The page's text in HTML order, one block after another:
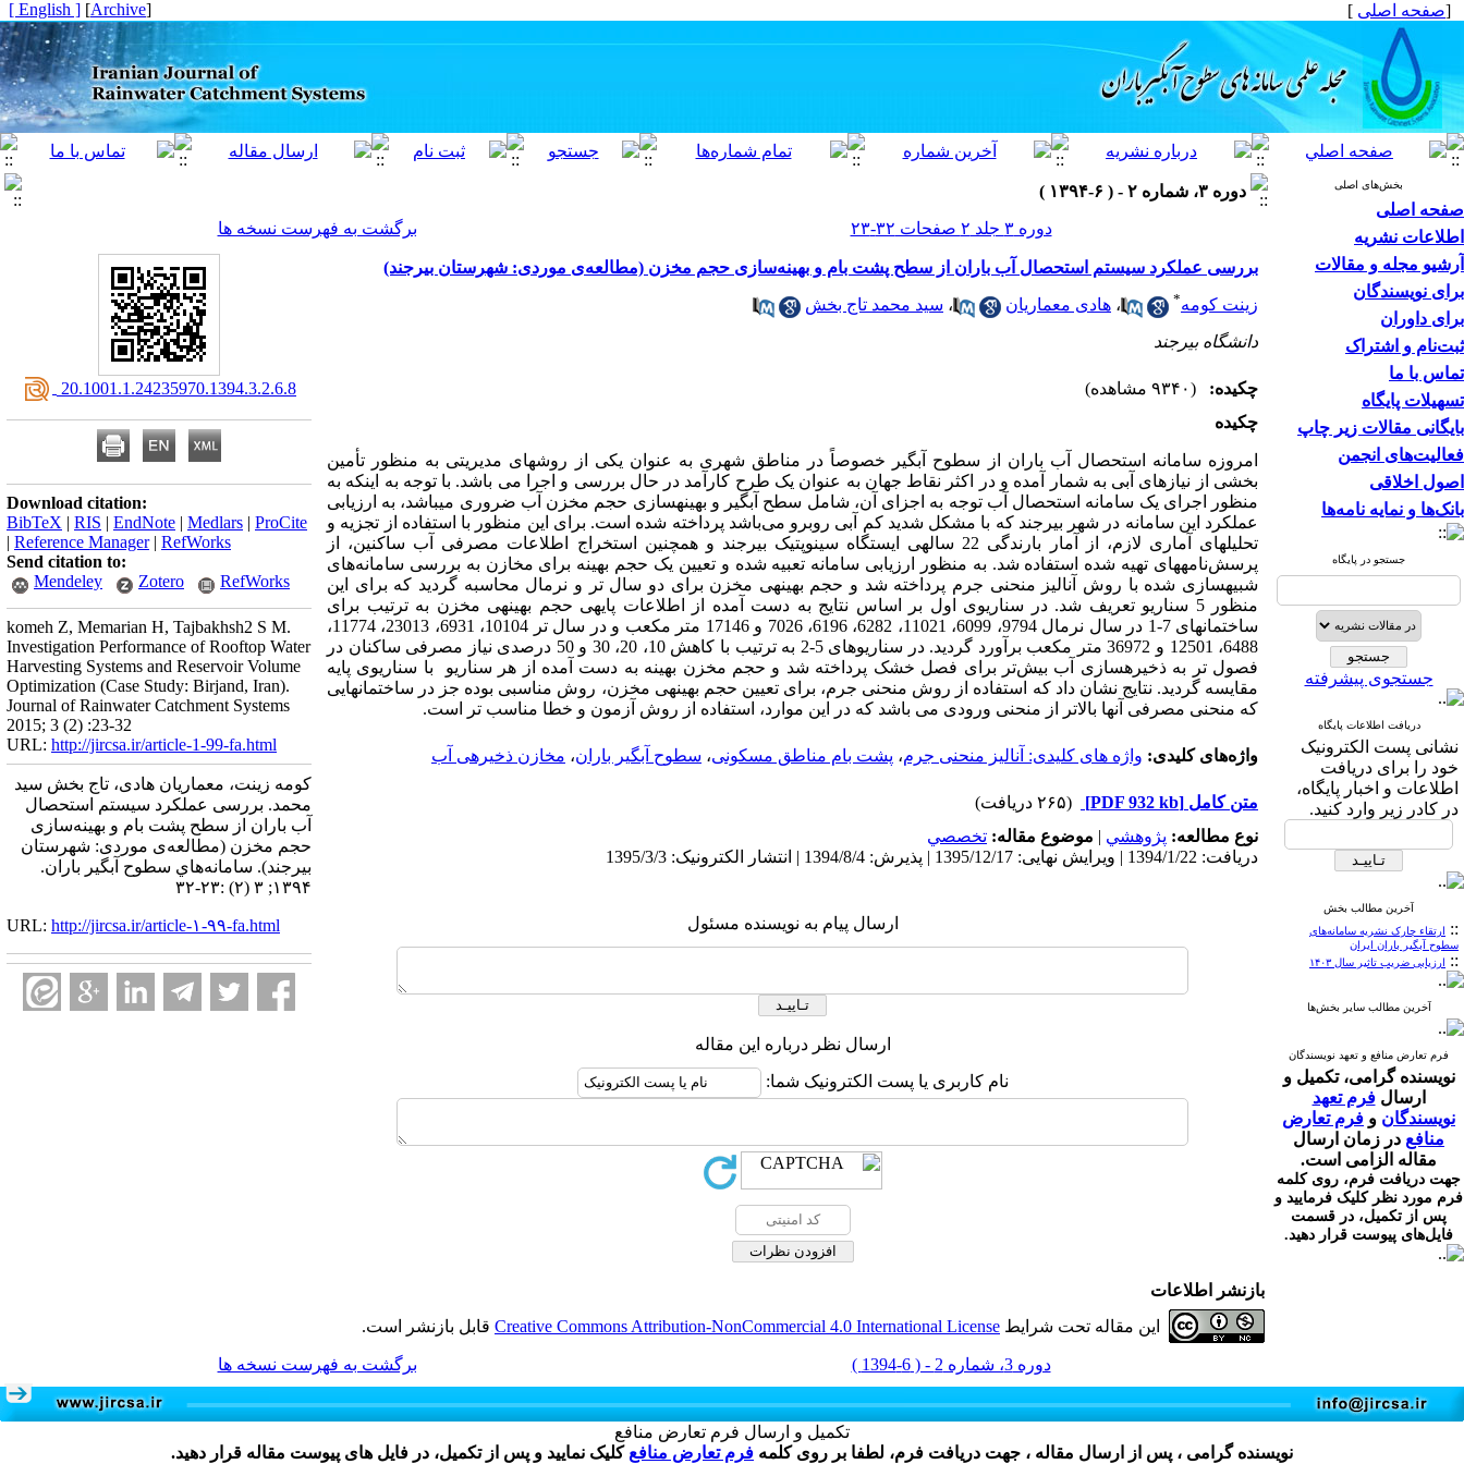
[صفحه اصلی ]
[
Archive
]
[ English ]
بخش‌های اصلی
صفحه اصلی
اطلاعات نشریه
آرشیو مجله و مقالات
برای نویسندگان
برای داوران
ثبت‌نام و اشتراک
تماس با ما
تسهیلات پایگاه
بایگانی مقالات زیر چاپ
فعالیت‌های انجمن
اصول اخلاقی
بانک‌ها و نمایه نامه‌ها
جستجو در پایگاه
جستجوی پیشرفته
دریافت اطلاعات پایگاه
نشانی پست الکترونیک
خود را برای دریافت
اطلاعات و اخبار پایگاه،
در کادر زیر وارد کنید.
آخرین مطالب بخش
:: ارتقاء چارک نشریه سامانه‌های
سطوح آبگیر باران ایران
:: ارزیابی ضریب تاثیر سال ۱۴۰۳
آخرین مطالب سایر بخش‌ها
فرم تعارض منافع و تعهد نویسندگان
نویسنده گرامی، تکمیل و
ارسالفرم تعهد
نویسندگان و فرم تعارض
منافع در زمان ارسال
مقاله الزامی است.
جهت دریافت فرم، روی کلمه
فرم مورد نظر کلیک فرمایید و
پس از تکمیل، در قسمت
فایل‌های پیوست قرار دهید.
دوره ۳، شماره ۲ - ( ۶-۱۳۹۴ )
دوره ۳ جلد ۲ صفحات ۳۲-۲۳
برگشت به فهرست نسخه ها
بررسی عملکرد سیستم استحصال آب باران از سطح پشت بام و بهینه‌سازی حجم مخزن (مطالعه‌ی موردی: شهرستان بیرجند)
زینت کومه* ، هادی معماریان ، سید محمد تاج بخش
دانشگاه بیرجند
چکیده:
(۹۳۴۰ مشاهده)
چکیده
امروزه سامانه استحصال آب باران از سطوح آبگیر خصوصاً در مناطق شهری به عنوان یکی از روش­های مدیریتی به منظور تأمین
بخشی از نیازهای آبی به شمار آمده و در اکثر نقاط جهان به عنوان یک طرح کارآمد در حال بررسی و اجرا می‏ باشد. با توجه به اینکه به
منظور اجرای یک سامانه استحصال آب توجه به اجزای آن، شامل سطح آبگیر و بهینه­سازی حجم مخزن آب ضروری می­باشد، به ارزیابی
عملکرد این سامانه در شهر بیرجند که با مشکل شدید کم آبی روبرو می‌باشد پرداخته شده است. برای این منظور با استفاده از تجزیه و
تحلیل‏های آماری لازم، از آمار بارندگی 22 ساله­ی ایستگاه سینوپتیک بیرجند و همچنین استخراج اطلاعات مصرفی آب ساکنین، از
پرسش‌نامه­های تهیه شده استفاده شد. به منظور ارزیابی سامانه تعبیه شده و تعیین یک حجم بهینه برای مخازن به بررسی سامانه‌­های
شبیه­سازی شده با روش آنالیز منحنی جرم پرداخته شد و حجم بهینه­ی مخزن برای دو سال‌ تر و نرمال محاسبه گردید که برای این
منظور 5 سناریو تعریف شد. در سناریوی اول بر اساس نتایج به دست آمده از اطلاعات پایه­ی حجم بهینه­ی مخزن به ترتیب برای
ساختمان­های 7-1 در سال نرمال 9794، 6099، 11021، 6282، 6196، 7026 و 17146 متر مکعب و در سال تر 10104، 6931، 23013، 11774،
6488، 12501 و 36972 متر مکعب برآورد گردید. در سناریوهای 5-2 به ترتیب با کاهش 10، 20، 30 و 50 درصدی نیاز مصرفی ساکنان در
فصول تر به ذخیره­سازی آب بیش‌تر برای فصل خشک پرداخته شد و حجم مخزن بهینه به دست آمده از هر سناریو با سناریوی پایه
مقایسه گردید. نتایج نشان داد که استفاده از روش منحنی جرم، برای تعیین حجم بهینه­ی مخزن، روش مناسبی بوده جز در ساختمان­هایی
که منحنی مصرفی آن­ها بالاتر از منحنی ورودی می­ باشد که در این موارد، استفاده از روش آزمون و خطا مناسب­ تر است.
واژه‌های کلیدی: واژه­ های کلیدی: آنالیز منحنی جرم، پشت­ بام مناطق مسکونی، سطوح آبگیر باران، مخازن ذخیره­ی آب
متن کامل [PDF 932 kb]
(۲۶۵ دریافت)
نوع مطالعه: پژوهشي | موضوع مقاله: تخصصي
دریافت: 1394/1/22 | ویرایش نهایی: 1395/12/17 | پذیرش: 1394/8/4 | انتشار الکترونیک: 1395/3/3
ارسال پیام به نویسنده مسئول
ارسال نظر درباره این مقاله
نام کاربری یا پست الکترونیک شما:
‎ 20.1001.1.24235970.1394.3.2.6.8
Download citation:
BibTeX | RIS | EndNote | Medlars | ProCite
| Reference Manager| RefWorks
Send citation to:
Mendeley
Zotero RefWorks
komeh Z, Memarian H, Tajbakhsh2 S M.
Investigation Performance of Rooftop Water
Harvesting Systems and Reservoir Volume
Optimization (Case Study: Birjand, Iran).
Journal of Rainwater Catchment Systems
2015; 3 (2) :23-32
URL: http://jircsa.ir/article-1-99-fa.html
کومه زینت، معماریان هادی، تاج بخش سید
محمد. بررسی عملکرد سیستم استحصال
آب باران از سطح پشت بام و بهینه‌سازی
حجم مخزن (مطالعه‌ی موردی: شهرستان
بیرجند). سامانه‌هاي سطوح آبگير باران.
۱۳۹۴; ۳ (۲) :۲۳-۳۲
URL: http://jircsa.ir/article-۱-۹۹-fa.html
بازنشر اطلاعات
این مقاله تحت شرایط Creative Commons Attribution-NonCommercial 4.0 International License قابل بازنشر است.
دوره 3، شماره 2 - ( 6-1394 ) برگشت به فهرست نسخه ها
تکمیل و ارسال فرم تعارض منافع
نویسنده گرامی ، پس از ارسال مقاله ، جهت دریافت فرم، لطفا بر روی کلمه فرم تعارض منافع کلیک نمایید و پس از تکمیل، در فایل های پیوست مقاله قرار دهید.